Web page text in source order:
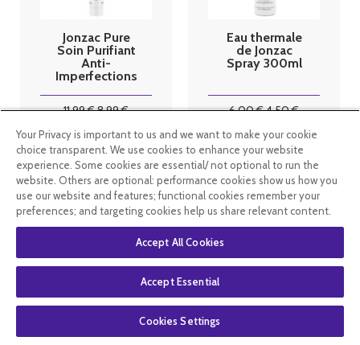
Jonzac Pure
Soin Purifiant
Anti-
Imperfections
11.99€8.99€
En stock
Eau thermale
de Jonzac
Spray 300ml
6.00€4.50€
En stock
Your Privacy is important to us and we want to make your cookie
choice transparent. We use cookies to enhance your website
experience. Some cookies are essential/ not optional to run the
website. Others are optional: performance cookies show us how you
use our website and features; functional cookies remember your
preferences; and targeting cookies help us share relevant content.
Accept All Cookies
Accept Essential
Cookies Settings